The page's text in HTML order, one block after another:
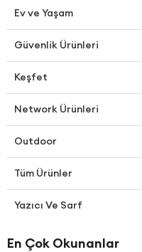
Ev ve Yaşam
Güvenlik Ürünleri
Keşfet
Network Ürünleri
Outdoor
Tüm Ürünler
Yazıcı Ve Sarf
En Çok Okunanlar